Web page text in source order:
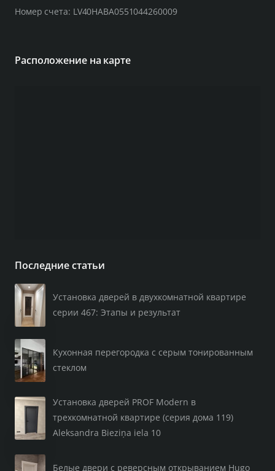
Номер счета: LV40HABA0551044260009
Расположение на карте
Последние статьи
Установка дверей в двухкомнатной квартире
серии 467: Этапы и результат
Кухонная перегородка с серым тонированным
стеклом
Установка дверей PROF Modern в
трехкомнатной квартире (серия дома 119)
Aleksandra Bieziņa iela 10
Белые двери с реверсным открыванием Hugo